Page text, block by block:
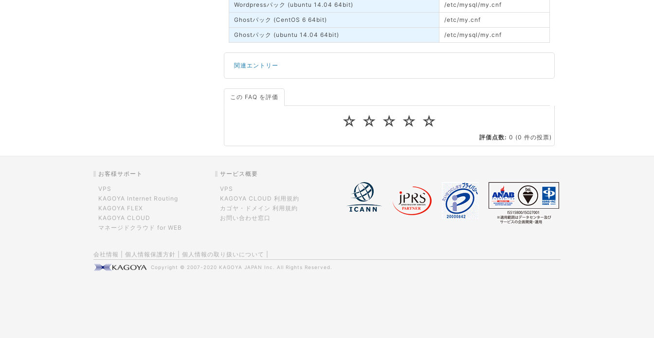
Wordpressパック (ubuntu 14.04 64bit) /etc/mysql/my.cnf
Ghostパック (CentOS 6 64bit) /etc/my.cnf
Ghostパック (ubuntu 14.04 64bit) /etc/mysql/my.cnf
関連エントリー
サーバーが重いので調査してほしい
CPUやメモリをアップグレードしたい
この FAQ を評価
☆
☆
☆
☆
☆
評価点数: 0 (0 件の投票)
お客様サポート
VPS
KAGOYA Internet Routing
KAGOYA FLEX
KAGOYA CLOUD
マネージドクラウド for WEB
サービス概要
VPS
KAGOYA CLOUD 利用規約
カゴヤ・ドメイン 利用規約
お問い合わせ窓口
会社情報 個人情報保護方針 個人情報の取り扱いについて
Copyright © 2007-2020 KAGOYA JAPAN Inc. All Rights Reserved.